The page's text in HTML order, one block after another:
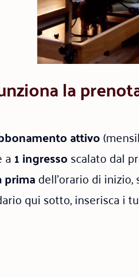
la
attivo
a1 ingressoscalato dal
primadell’orario di
qui sotto, inserisca i